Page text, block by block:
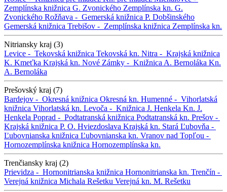
Zemplínska knižnica G. Zvonického Zemplínska kn. G.
Zvonického Rožňava - Gemerská knižnica P. Dobšinského
Gemerská knižnica Trebišov - Zemplínska knižnica Zemplínska kn.
Nitriansky kraj (3)
Levice - Tekovská knižnica Tekovská kn. Nitra - Krajská knižnica
K. Kmeťka Krajská kn. Nové Zámky - Knižnica A. Bernoláka Kn.
A. Bernoláka
Prešovský kraj (7)
Bardejov - Okresná knižnica Okresná kn. Humenné - Vihorlatská
knižnica Vihorlatská kn. Levoča - Knižnica J. Henkela Kn. J.
Henkela Poprad - Podtatranská knižnica Podtatranská kn. Prešov -
Krajská knižnica P. O. Hviezdoslava Krajská kn. Stará Ľubovňa -
Ľubovnianska knižnica Ľubovnianska kn. Vranov nad Topľou -
Hornozemplínska knižnica Hornozemplínska kn.
Trenčiansky kraj (2)
Prievidza - Hornonitrianska knižnica Hornonitrianska kn. Trenčín -
Verejná knižnica Michala Rešetku Verejná kn. M. Rešetku